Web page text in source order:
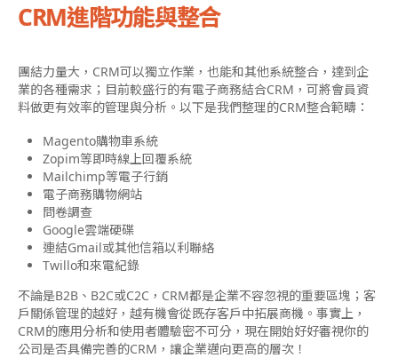
CRM進階功能與整合
團結力量大，CRM可以獨立作業，也能和其他系統整合，達到企
業的各種需求；目前較盛行的有電子商務結合CRM，可將會員資
料做更有效率的管理與分析。以下是我們整理的CRM整合範疇：
Magento購物車系統
Zopim等即時線上回覆系統
Mailchimp等電子行銷
電子商務購物網站
問卷調查
Google雲端硬碟
連結Gmail或其他信箱以利聯絡
Twillo和來電紀錄
不論是B2B、B2C或C2C，CRM都是企業不容忽視的重要區塊；客
戶關係管理的越好，越有機會從既存客戶中拓展商機。事實上，
CRM的應用分析和使用者體驗密不可分，現在開始好好審視你的
公司是否具備完善的CRM，讓企業邁向更高的層次！